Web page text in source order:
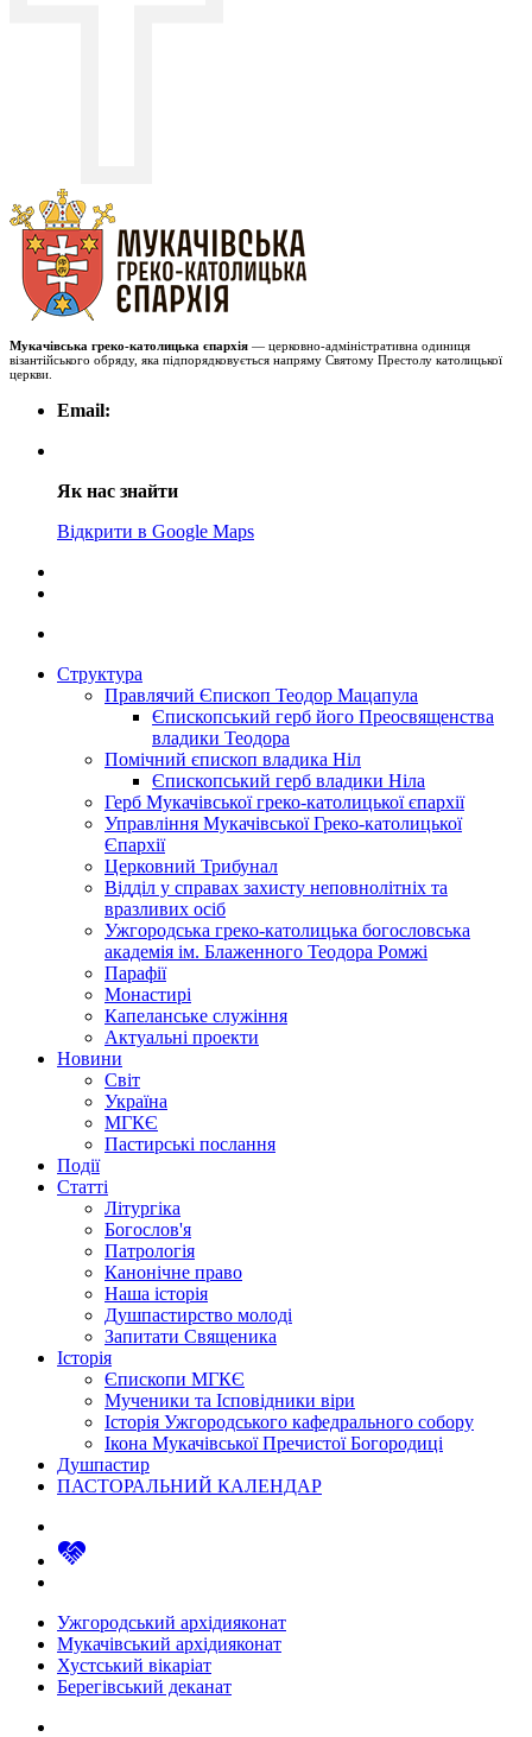
Мукачівська греко-католицька єпархія — церковно-адміністративна одиниця
візантійського обряду, яка підпорядковується напряму Святому Престолу католицької
церкви.
Email:
Як нас знайти
Відкрити в Google Maps
Структура
Правлячий Єпископ Теодор Мацапула
Єпископський герб його Преосвященства
владики Теодора
Помічний єпископ владика Ніл
Єпископський герб владики Ніла
Герб Мукачівської греко-католицької єпархії
Управління Мукачівської Греко-католицької
Єпархії
Церковний Трибунал
Відділ у справах захисту неповнолітніх та
вразливих осіб
Ужгородська греко-католицька богословська
академія ім. Блаженного Теодора Ромжі
Парафії
Монастирі
Капеланське служіння
Актуальні проекти
Новини
Світ
Україна
МГКЄ
Пастирські послання
Події
Статті
Літургіка
Богослов'я
Патрологія
Канонічне право
Наша історія
Душпастирство молоді
Запитати Священика
Історія
Єпископи МГКЄ
Мученики та Ісповідники віри
Історія Ужгородського кафедрального собору
Ікона Мукачівської Пречистої Богородиці
Душпастир
ПАСТОРАЛЬНИЙ КАЛЕНДАР
Ужгородський архідияконат
Мукачівський архідияконат
Хустський вікаріат
Берегівський деканат